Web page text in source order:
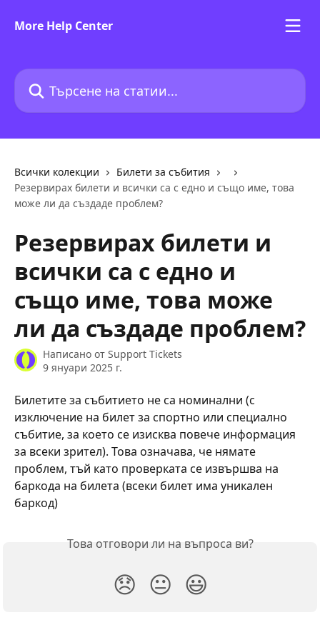
More Help Center
Търсене на статии...
Всички колекции
Билети за събития
Резервирах билети и всички са с едно и също име, това
може ли да създаде проблем?
Резервирах билети и
всички са с едно и
също име, това може
ли да създаде проблем?
Написано от Support Tickets
9 януари 2025 г.
Билетите за събитието не са номинални (с
изключение на билет за спортно или специално
събитие, за което се изисква повече информация
за всеки зрител). Това означава, че нямате
проблем, тъй като проверката се извършва на
баркода на билета (всеки билет има уникален
баркод)
Това отговори ли на въпроса ви?
😞 😐 😃